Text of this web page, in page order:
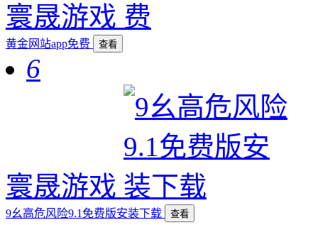
寰晟游戏
黄金网站app免费 查看
6
寰晟游戏
9幺高危风险9.1免费版安装下载 查看